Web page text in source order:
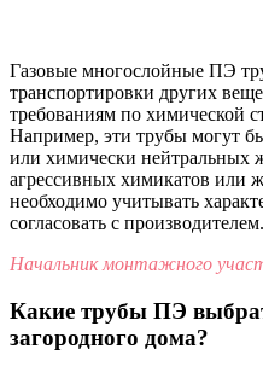
Газовые многослойные ПЭ
транспортировки других
требованиям по химической
Например, эти трубы могут
или химически нейтральных
агрессивных химикатов или
необходимо учитывать
согласовать с производителем.
Начальник монтажного
Какие трубы ПЭ
загородного дома?